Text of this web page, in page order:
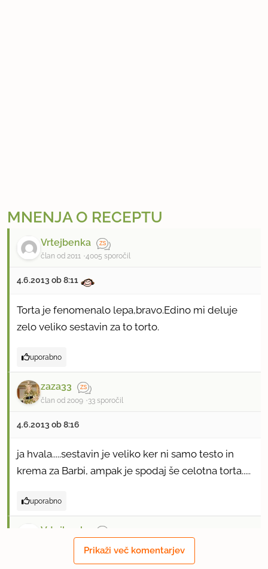
MNENJA O RECEPTU
Vrtejbenka
član od 2011 4005 sporočil
4.6.2013 ob 8:11
Torta je fenomenalo lepa,bravo.Edino mi deluje
zelo veliko sestavin za to torto.
uporabno
zaza33
član od 2009 33 sporočil
4.6.2013 ob 8:16
ja hvala.....sestavin je veliko ker ni samo testo in
krema za Barbi, ampak je spodaj še celotna torta.....
uporabno
Vrtejbenka
Prikaži več komentarjev